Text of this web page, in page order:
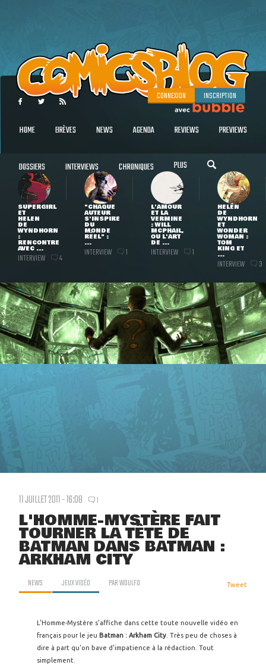
CONNEXION INSCRIPTION
HOME BRÈVES NEWS AGENDA REVIEWS PREVIEWS
DOSSIERS INTERVIEWS CHRONIQUES PLUS
SUPERGIRL
ET
HELEN
DE
WYNDHORN
:
RENCONTRE
AVEC ...
INTERVIEW 4
"CHAQUE
AUTEUR
S'INSPIRE
DU
MONDE
RÉEL" :
...
INTERVIEW 1
L'AMOUR
ET LA
VERMINE
: WILL
MCPHAIL,
OU L'ART
DE ...
INTERVIEW 1
HELEN
DE
WYNDHORN
ET
WONDER
WOMAN :
TOM
KING ET
...
INTERVIEW 3
11 JUILLET 2011 - 16:08 1
L'HOMME-MYSTÈRE FAIT
TOURNER LA TÊTE DE
BATMAN DANS BATMAN :
ARKHAM CITY
NEWS JEUX VIDÉO PARWOULFO Tweet
L'Homme-Mystère s'affiche dans cette toute nouvelle vidéo en
français pour le jeu Batman : Arkham City . Très peu de choses à
dire à part qu'on bave d'impatience à la rédaction. Tout
simplement.